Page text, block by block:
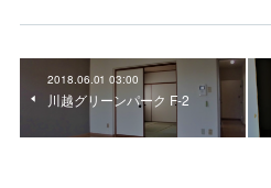
2018.06.01 03:00
川越グリーンパーク F-2